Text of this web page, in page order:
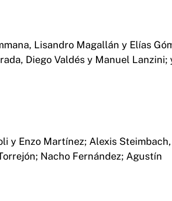
Lisandro Magallán y Elías
Diego Valdés y Manuel Lanzini;
y Enzo Martínez; Alexis Steimbach,
Nacho Fernández; Agustín